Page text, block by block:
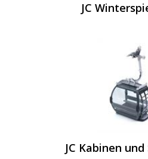
JC
JC Kabinen und